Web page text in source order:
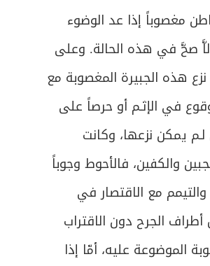
مغصوباً إذا عد الوضوء
صحَّ في هذه الحالة. وعلى
هذه الجبيرة المغصوبة مع
في الإثـم أو حرصاً على
يمكن نزعها، وكانت
والكفين، فالأحوط وجوباً
مع الاقتصار في
الجرح دون الاقتراب
الموضوعة عليه، أمّا إذا
من الصلاة
- في الصوم والاعتكاف
- في الصوم
ـ في ثبوت الهلال
ـ في شروط الصوم